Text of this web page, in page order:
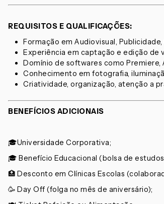
REQUISITOS E QUALIFICAÇÕES:
Formação em Audiovisual,
Experiência em captação e edição
Domínio de softwares como Premiere,
Conhecimento em fotografia,
Criatividade, organização, atenção a
BENEFÍCIOS ADICIONAIS
🎓Universidade Corporativa;
🎓 Benefício Educacional (bolsa de
🏥 Desconto em Clínicas Escolas
🥳 Day Off (folga no mês de aniversário);